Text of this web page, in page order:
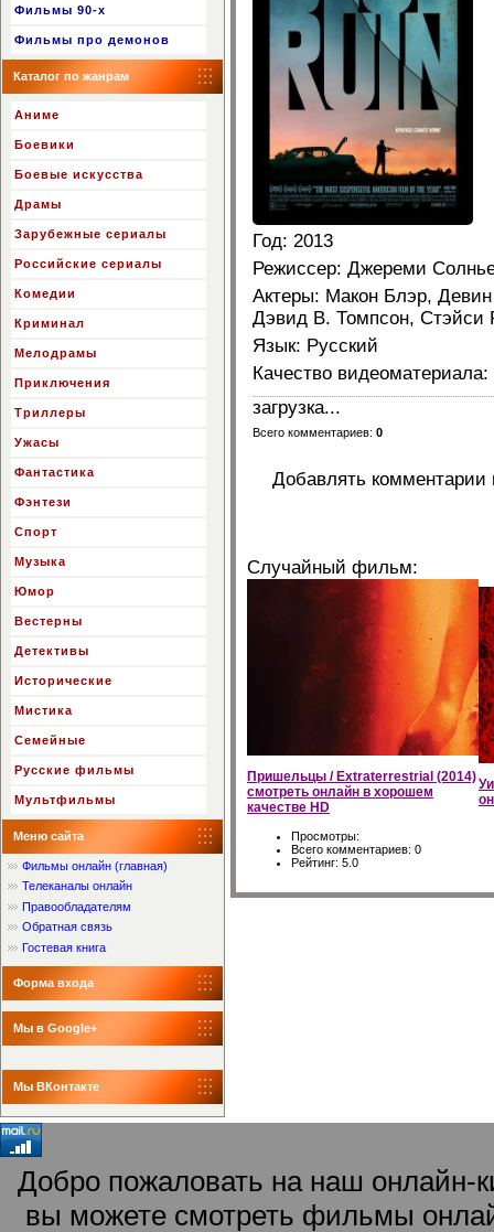
Фильмы 90-х
Фильмы про демонов
Каталог по жанрам
Аниме
Боевики
Боевые искусства
Драмы
Зарубежные сериалы
Российские сериалы
Комедии
Криминал
Мелодрамы
Приключения
Триллеры
Ужасы
Фантастика
Фэнтези
Спорт
Музыка
Юмор
Вестерны
Детективы
Исторические
Мистика
Семейные
Русские фильмы
Мультфильмы
Меню сайта
Фильмы онлайн (главная)
Телеканалы онлайн
Правообладателям
Обратная связь
Гостевая книга
Форма входа
Мы в Google+
Мы ВКонтакте
Год: 2013
Режиссер: Джереми
Актеры: Макон Блэр,
Дэвид В. Томпсон, Стэйси
Язык: Русский
Качество видеоматериала:
загрузка...
Всего комментариев: 0
Добавлять комментарии
Случайный фильм:
Пришельцы / Extraterrestrial (2014)
смотреть онлайн в хорошем
качестве HD
Просмотры:
Всего комментариев: 0
Рейтинг: 5.0
Добро пожаловать на наш онлайн-
вы можете смотреть фильмы